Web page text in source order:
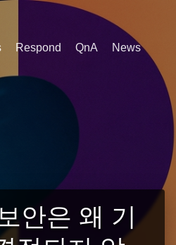
Respond QnA News
안은 왜 기